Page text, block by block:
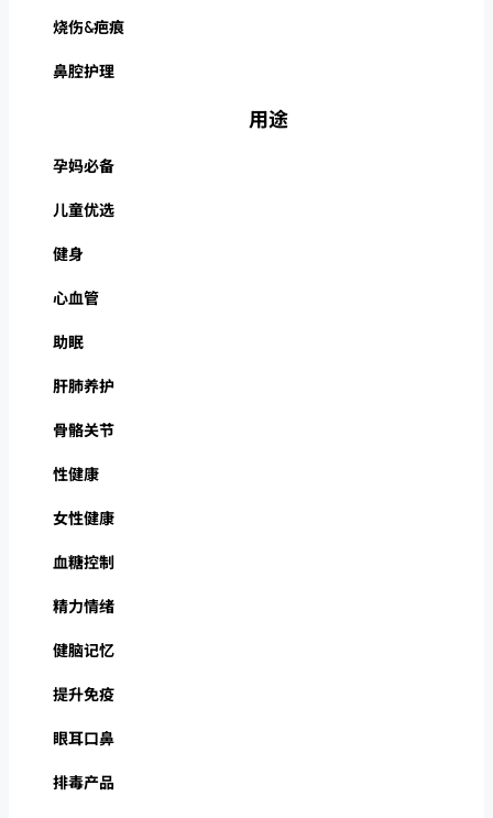
烧伤&疤痕
鼻腔护理
用途
孕妈必备
儿童优选
健身
心血管
助眠
肝肺养护
骨骼关节
性健康
女性健康
血糖控制
精力情绪
健脑记忆
提升免疫
眼耳口鼻
排毒产品